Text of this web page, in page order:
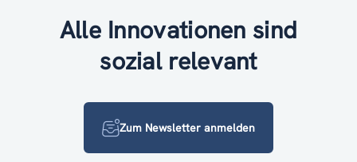
Alle Innovationen sind
sozial relevant
Zum Newsletter anmelden